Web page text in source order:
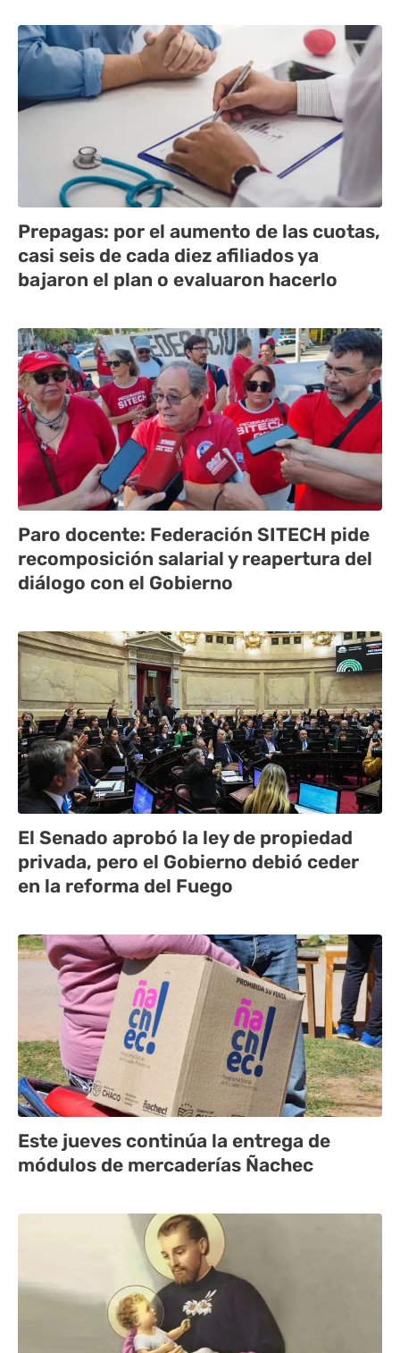
Prepagas: por el aumento de las cuotas,
casi seis de cada diez afiliados ya
bajaron el plan o evaluaron hacerlo
Paro docente: Federación SITECH pide
recomposición salarial y reapertura del
diálogo con el Gobierno
El Senado aprobó la ley de propiedad
privada, pero el Gobierno debió ceder
en la reforma del Fuego
Este jueves continúa la entrega de
módulos de mercaderías Ñachec